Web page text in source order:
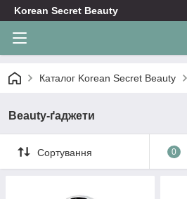
Korean Secret Beauty
Каталог Korean Secret Beauty
Beauty-ґаджети
Сортування 0